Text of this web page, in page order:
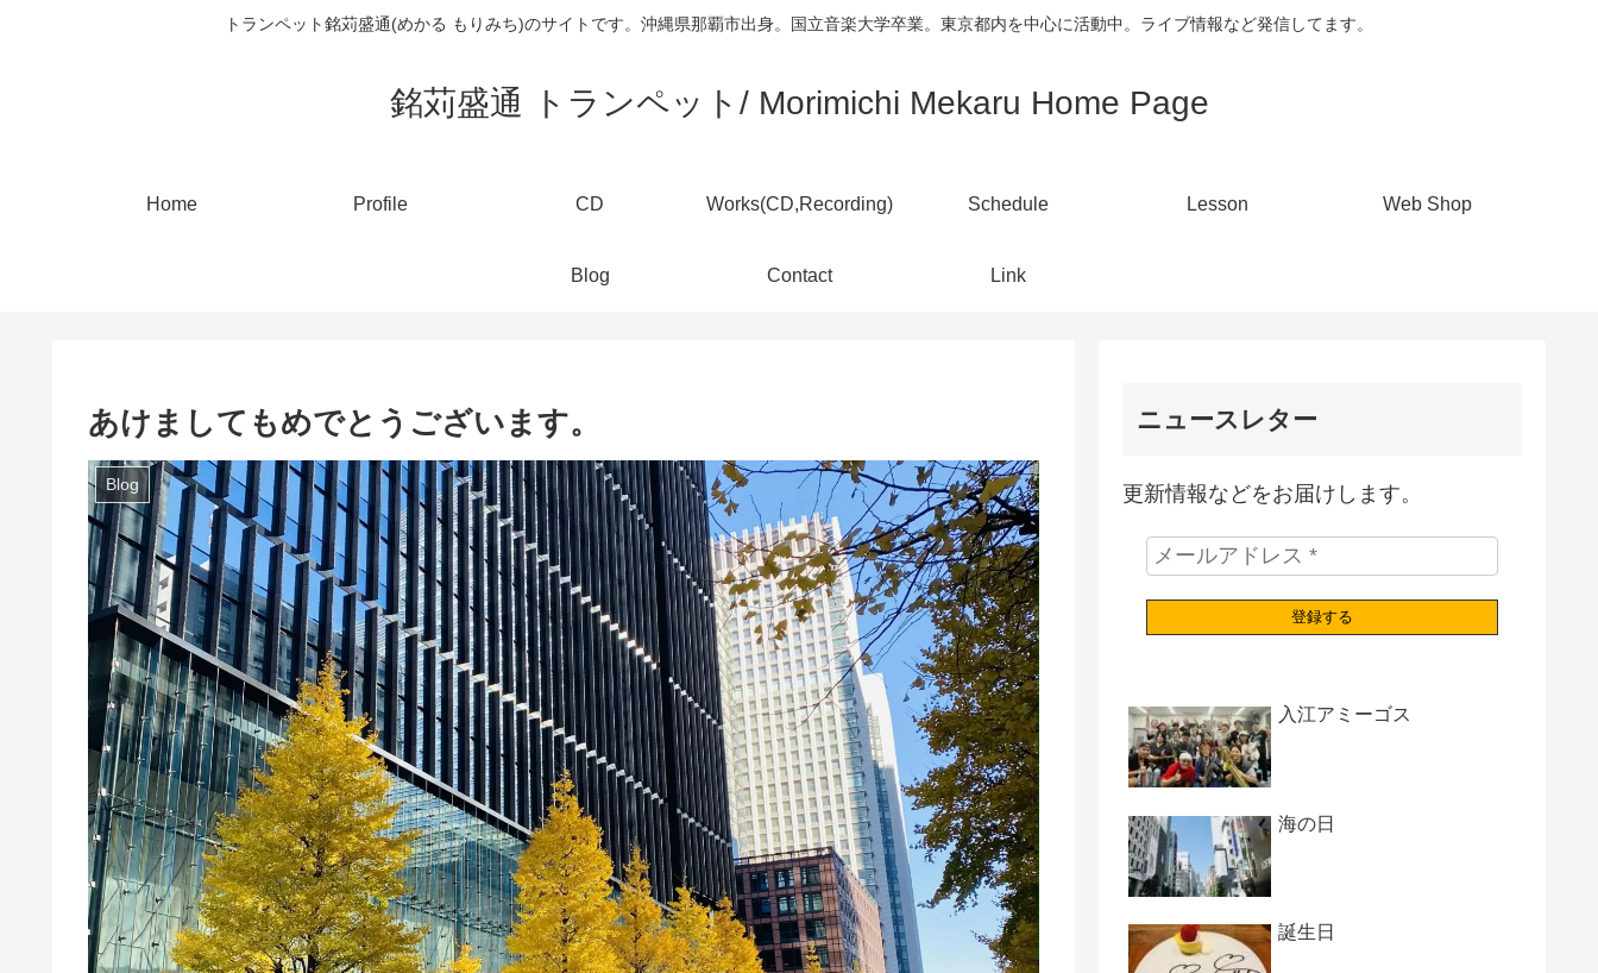
トランペット銘苅盛通(めかる もりみち)のサイトです。沖縄県那覇市出身。国立音楽大学卒業。東京都内を中心に活動中。ライブ情報など発信してます。
銘苅盛通 トランペット/ Morimichi Mekaru Home Page
Home Profile CD Works(CD,Recording) Schedule Lesson Web Shop
Blog Contact Link
あけましてもめでとうございます。
Blog
ニュースレター
更新情報などをお届けします。
入江アミーゴス
海の日
誕生日